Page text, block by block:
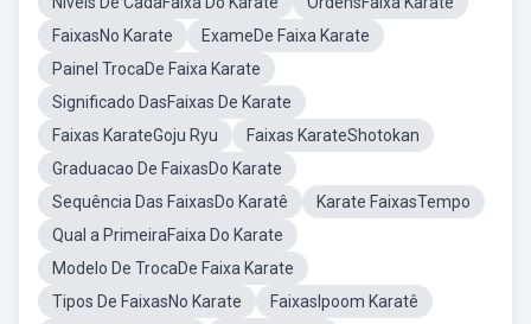
FaixasNo Karate
ExameDe Faixa Karate
Painel TrocaDe Faixa Karate
Significado DasFaixas De Karate
Faixas KarateGoju Ryu
Faixas KarateShotokan
Graduacao De FaixasDo Karate
Sequência Das FaixasDo Karatê
Karate FaixasTempo
Qual a PrimeiraFaixa Do Karate
Modelo De TrocaDe Faixa Karate
Tipos De FaixasNo Karate
FaixasIpoom Karatê